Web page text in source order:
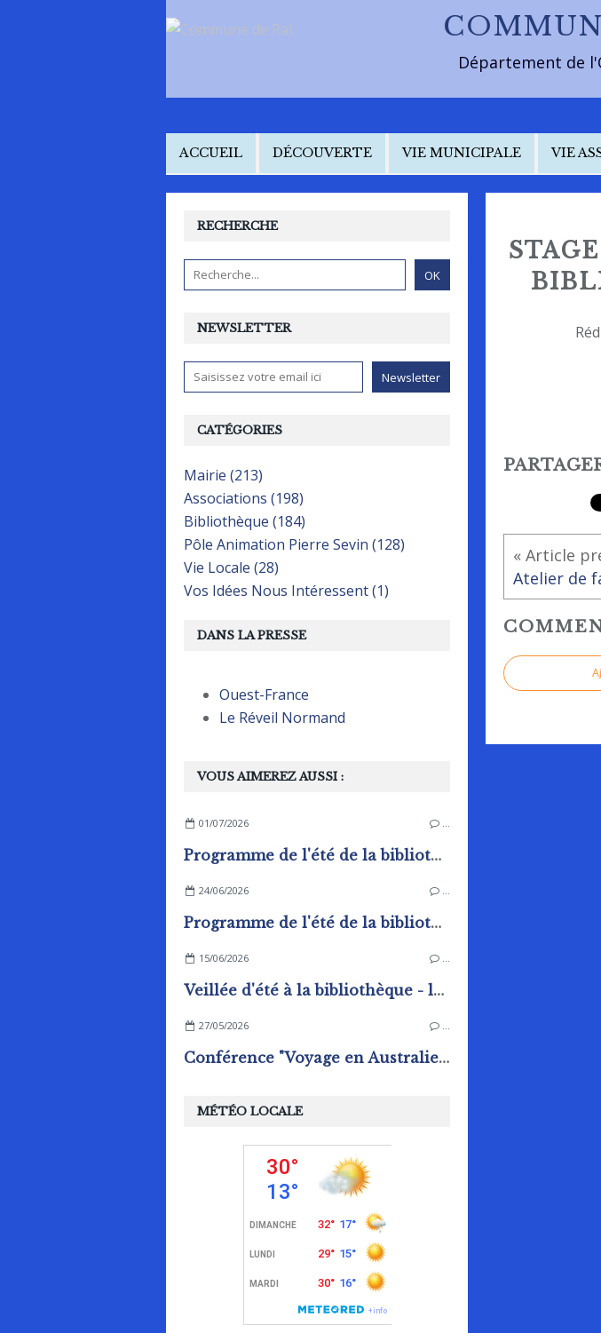
Département de
ACCUEIL DÉCOUVERTE VIE MUNICIPALE VIE
« Article
NEWSLETTER
RECHERCHE
VOUS AIMEREZ AUSSI :
01/07/2026 …
Programme de l'été de la bibliothèque - ludothèque
24/06/2026 …
Programme de l'été de la bibliothèque - ludothèque
15/06/2026 …
Veillée d'été à la bibliothèque - ludothèque
27/05/2026 …
Conférence "Voyage en Australie" à la bibliothèque - ludothèque
CATÉGORIES
Mairie (213)
Associations (198)
Bibliothèque (184)
Pôle Animation Pierre Sevin (128)
Vie Locale (28)
Vos Idées Nous Intéressent (1)
MÉTÉO LOCALE
DANS LA PRESSE
Ouest-France
Le Réveil Normand